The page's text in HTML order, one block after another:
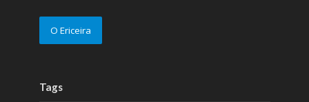
O Ericeira
Tags